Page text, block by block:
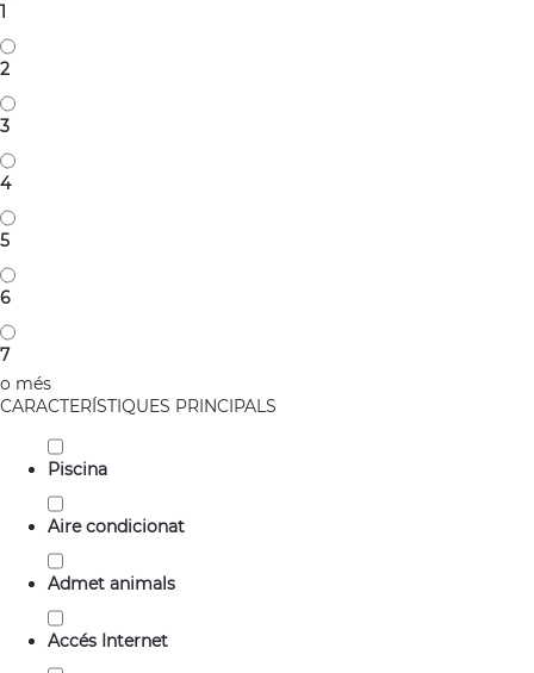
1
2
3
4
5
6
7
o més
CARACTERÍSTIQUES PRINCIPALS
Piscina
Aire condicionat
Admet animals
Accés Internet